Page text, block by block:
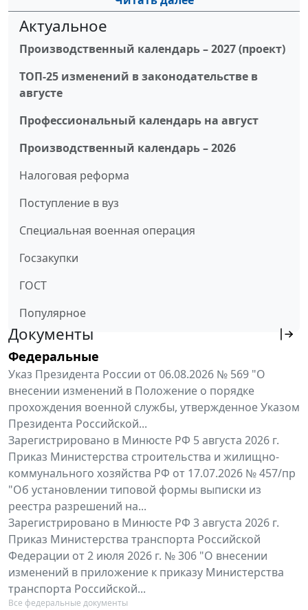
Актуальное
Производственный календарь – 2027 (проект)
ТОП-25 изменений в законодательстве в
августе
Профессиональный календарь на август
Производственный календарь – 2026
Налоговая реформа
Поступление в вуз
Специальная военная операция
Госзакупки
ГОСТ
Популярное
Документы
Федеральные
Указ Президента России от 06.08.2026 № 569 "О
внесении изменений в Положение о порядке
прохождения военной службы, утвержденное Указом
Президента Российской...
Зарегистрировано в Минюсте РФ 5 августа 2026 г.
Приказ Министерства строительства и жилищно-
коммунального хозяйства РФ от 17.07.2026 № 457/пр
"Об установлении типовой формы выписки из
реестра разрешений на...
Зарегистрировано в Минюсте РФ 3 августа 2026 г.
Приказ Министерства транспорта Российской
Федерации от 2 июля 2026 г. № 306 "О внесении
изменений в приложение к приказу Министерства
транспорта Российской...
Все федеральные документы